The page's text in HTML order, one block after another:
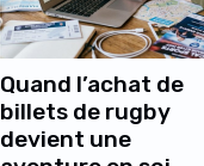
Quand l’achat de
billets de rugby
devient une